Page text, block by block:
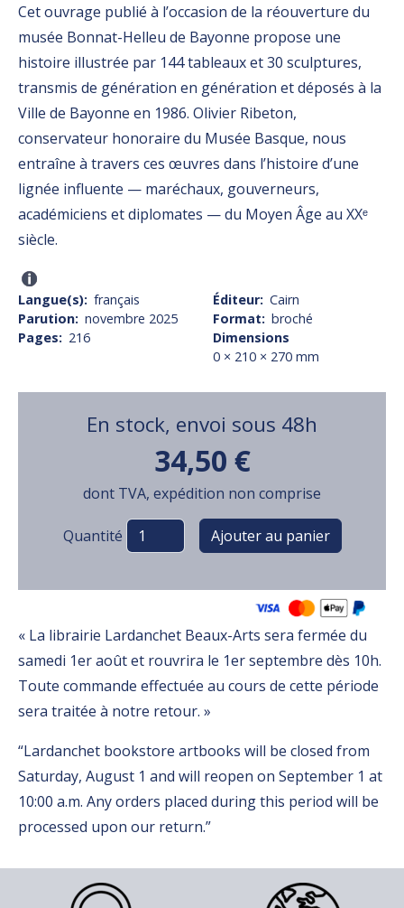
Cet ouvrage publié à l’occasion de la réouverture du
musée Bonnat-Helleu de Bayonne propose une
histoire illustrée par 144 tableaux et 30 sculptures,
transmis de génération en génération et déposés à la
Ville de Bayonne en 1986. Olivier Ribeton,
conservateur honoraire du Musée Basque, nous
entraîne à travers ces œuvres dans l’histoire d’une
lignée influente — maréchaux, gouverneurs,
académiciens et diplomates — du Moyen Âge au XXᵉ
siècle.
Langue(s) français
Parution novembre 2025
Pages
216
Éditeur Cairn
Format
broché
Dimensions
0 × 210 × 270 mm
En stock, envoi sous 48h
34,50 €
dont TVA, expédition non comprise
Variations
Quantité
« La librairie Lardanchet Beaux-Arts sera fermée du
samedi 1er août et rouvrira le 1er septembre dès 10h.
Toute commande effectuée au cours de cette période
sera traitée à notre retour. »
“Lardanchet bookstore artbooks will be closed from
Saturday, August 1 and will reopen on September 1 at
10:00 a.m. Any orders placed during this period will be
processed upon our return.”